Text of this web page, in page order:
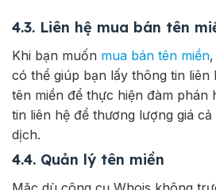
4.3. Liên hệ mua bán tên
Khi bạn muốn mua bán tên miền
có thể giúp bạn lấy thông tin liên
tên miền để thực hiện đàm phán
tin liên hệ để thương lượng giá cả
dịch.
4.4. Quản lý tên miền